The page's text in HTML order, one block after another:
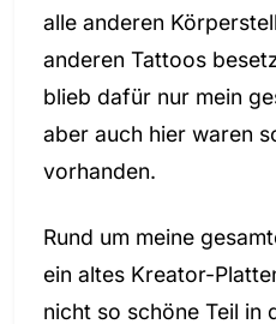
alle anderen
anderen Tattoos
blieb dafür nur mein
aber auch hier waren
vorhanden.
Rund um meine
ein altes Kreator-
nicht so schöne Teil in